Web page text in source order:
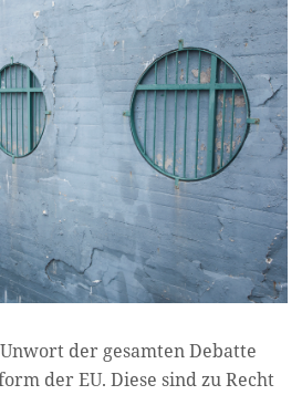
der gesamten Debatte
der EU. Diese sind zu Recht